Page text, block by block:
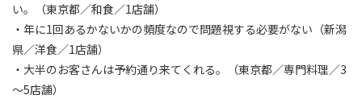
い。（東京都／和食／1店舗）
・年に1回あるかないかの頻度なので問題視する必要がない（新潟
県／洋食／1店舗）
・大半のお客さんは予約通り来てくれる。（東京都／専門料理／3
～5店舗）